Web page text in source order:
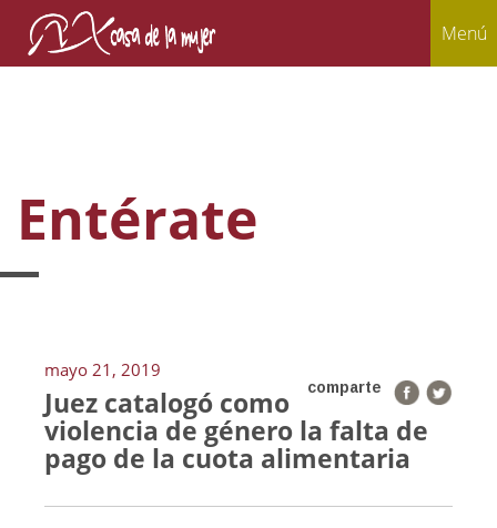
Menú
Entérate
mayo 21, 2019
comparte
Juez catalogó como
violencia de género la falta de
pago de la cuota alimentaria